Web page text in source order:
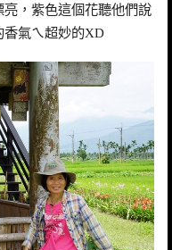
，紫色這個花聽他們說
氣ㄟ超妙的XD